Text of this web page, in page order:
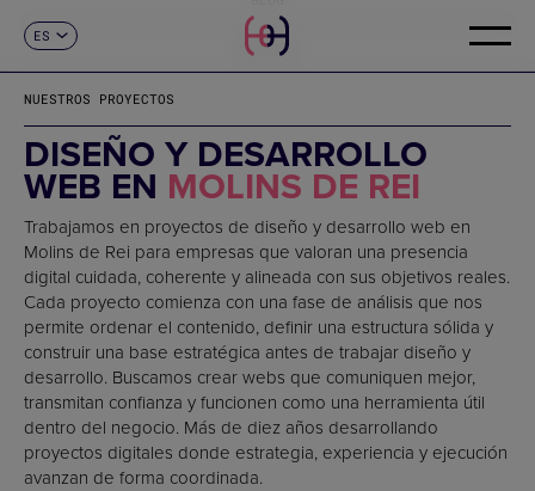
ES
FR
DE
IT
PT
CONTACTO
NUESTROS PROYECTOS
DISEÑO Y DESARROLLO
WEB EN MOLINS DE REI
Trabajamos en proyectos de diseño y desarrollo web en
Molins de Rei para empresas que valoran una presencia
digital cuidada, coherente y alineada con sus objetivos reales.
Cada proyecto comienza con una fase de análisis que nos
permite ordenar el contenido, definir una estructura sólida y
construir una base estratégica antes de trabajar diseño y
desarrollo. Buscamos crear webs que comuniquen mejor,
transmitan confianza y funcionen como una herramienta útil
dentro del negocio. Más de diez años desarrollando
proyectos digitales donde estrategia, experiencia y ejecución
avanzan de forma coordinada.